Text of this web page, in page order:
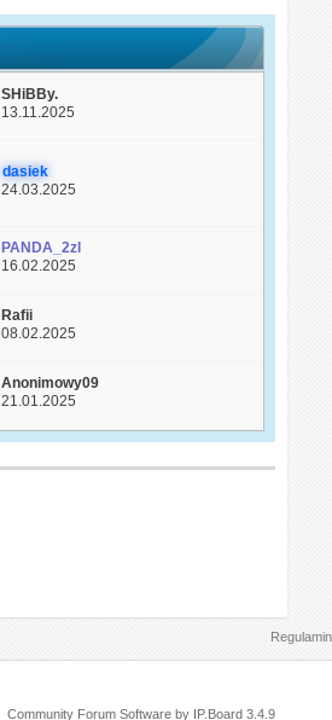
SHiBBy.
13.11.2025
dasiek
24.03.2025
PANDA_2zl
16.02.2025
Rafii
08.02.2025
Anonimowy09
21.01.2025
Regulamin
Community Forum Software by IP.Board 3.4.9